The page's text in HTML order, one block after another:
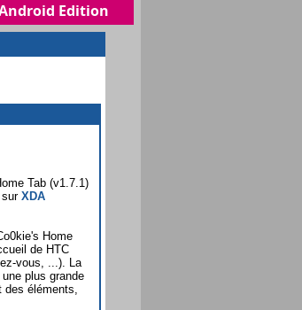
Edition
Tab (v1.7.1)
sur XDA
Home
de HTC
vous, ...). La
plus grande
éléments,